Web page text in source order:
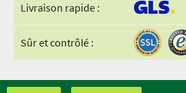
Livraison rapide :
Sûr et contrôlé :